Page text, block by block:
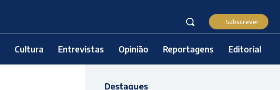
Subscrever
Cultura Entrevistas Opinião Reportagens Editorial
Destaques